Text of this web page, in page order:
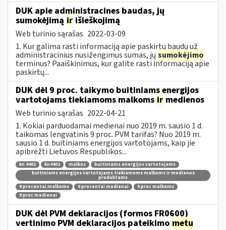
DUK apie administracines baudas, jų
sumokėjimą ir išieškojimą
Web turinio sąrašas 2022-03-09
1. Kur galima rasti informaciją apie paskirtų baudų už
administracinius nusižengimus sumas, jų sumokėjimo
terminus? Paaiškinimus, kur galite rasti informaciją apie
paskirtų...
DUK dėl 9 proc. taikymo buitiniams energijos
vartotojams tiekiamoms malkoms ir medienos
Web turinio sąrašas 2022-04-21
1. Kokiai parduodamai medienai nuo 2019 m. sausio 1 d.
taikomas lengvatinis 9 proc. PVM tarifas? Nuo 2019 m.
sausio 1 d. buitiniams energijos vartotojams, kaip jie
apibrėžti Lietuvos Respublikos...
kn 4401 kn4401 malkos
buitiniams energijos vartotojams
buitiniams energijos vartotojams tiekiamoms malkoms ir medienos
produktams
9 procentai malkoms
9 procentai medienai
9 proc malkoms
9 proc medienai
DUK dėl PVM deklaracijos (formos FR0600)
vertinimo PVM deklaracijos pateikimo metu